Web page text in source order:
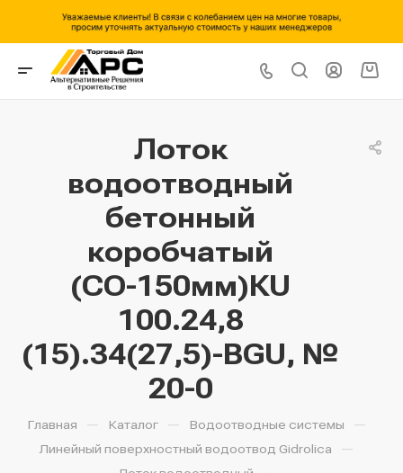
Лоток
водоотводный
бетонный
коробчатый
(СО-150мм)КU
100.24,8
(15).34(27,5)-BGU, №
20-0
Главная — Каталог — Водоотводные системы —
Линейный поверхностный водоотвод Gidrolica —